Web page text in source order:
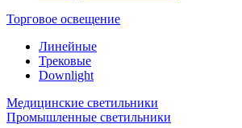
Торговое освещение
Линейные
Трековые
Downlight
Медицинские светильники
Промышленные светильники